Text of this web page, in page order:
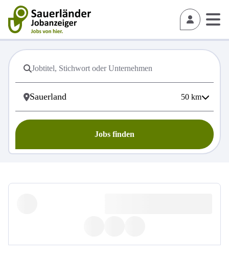
50 km
Jobs finden